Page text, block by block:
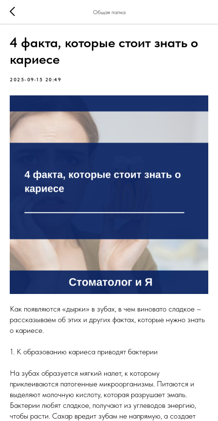
Общая папка
4 факта, которые стоит знать о
кариесе
2025-09-15 20:49
Как появляются «дырки» в зубах, в чем виновато сладкое –
рассказываем об этих и других фактах, которые нужно знать
о кариесе.
1. К образованию кариеса приводят бактерии
На зубах образуется мягкий налет, к которому
приклеиваются патогенные микроорганизмы. Питаются и
выделяют молочную кислоту, которая разрушает эмаль.
Бактерии любят сладкое, получают из углеводов энергию,
чтобы расти. Сахар вредит зубам не напрямую, а создает